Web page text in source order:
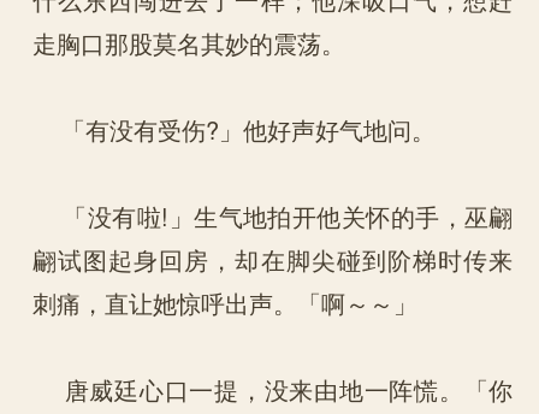
走胸口那股莫名其妙的震荡。
「有没有受伤?」他好声好气地问。
「没有啦!」生气地拍开他关怀的手，巫翩
翩试图起身回房，却在脚尖碰到阶梯时传来
刺痛，直让她惊呼出声。「啊～～」
唐威廷心口一提，没来由地一阵慌。「你